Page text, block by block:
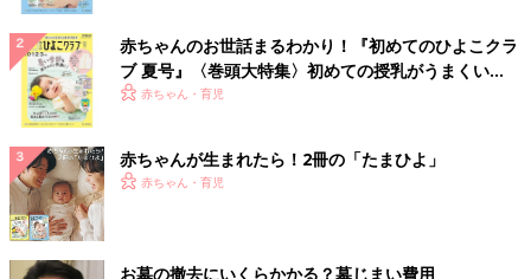
出典：Instagramアカウント「mamiamio」
mamiさんはセリアで、マグネットで付けられるチューブホルダ
ーとヘアピンホルダーを購入。ヘアピンホルダーを壁面に取り付
け、そこにチューブホルダーをくっつけているそう。ペタッと付
赤ちゃんのお世話まるわかり！『初めてのひよこクラ
ブ 夏号』〈巻頭大特集〉初めての授乳がうまくい
く！ おっぱい・ミルクの基本と夏のトラブル 解決テ
赤ちゃん・育児
赤ちゃんが生まれたら！2冊の「たまひよ」
赤ちゃん・育児
お墓の撤去にいくらかかる？墓じまい費用